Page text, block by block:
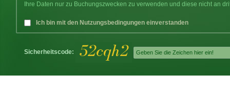
Ihre Daten nur zu Buchungszwecken zu verwenden und diese nicht an
Ich bin mit den Nutzungsbedingungen einverstanden
Sicherheitscode: